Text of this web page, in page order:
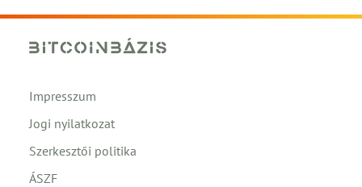
Impresszum
Jogi nyilatkozat
Szerkesztői politika
ÁSZF